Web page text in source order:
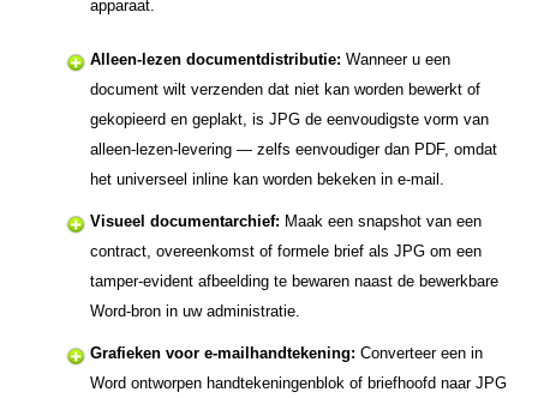
apparaat.
Alleen-lezen documentdistributie: Wanneer u een
document wilt verzenden dat niet kan worden bewerkt of
gekopieerd en geplakt, is JPG de eenvoudigste vorm van
alleen-lezen-levering — zelfs eenvoudiger dan PDF, omdat
het universeel inline kan worden bekeken in e-mail.
Visueel documentarchief: Maak een snapshot van een
contract, overeenkomst of formele brief als JPG om een
tamper-evident afbeelding te bewaren naast de bewerkbare
Word-bron in uw administratie.
Grafieken voor e-mailhandtekening: Converteer een in
Word ontworpen handtekeningenblok of briefhoofd naar JPG